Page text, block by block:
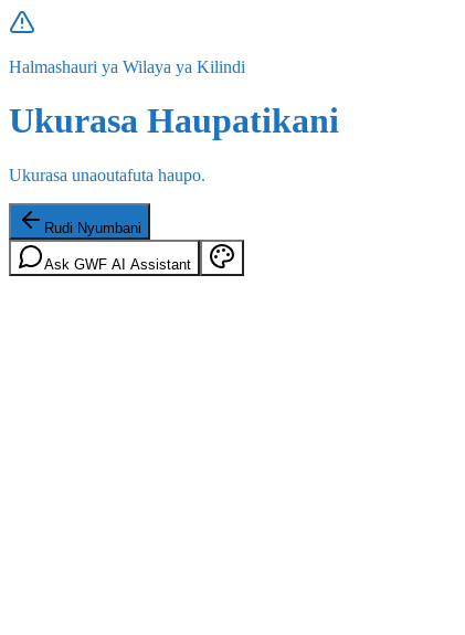
Halmashauri ya Wilaya ya Kilindi
Ukurasa Haupatikani
Ukurasa unaoutafuta haupo.
Rudi Nyumbani
Ask GWF AI Assistant